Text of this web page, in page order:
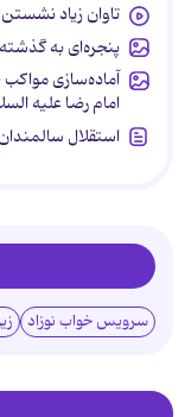
تاوان زیاد
پنجره‌ای به
آماده‌سازی
امام رضا علیه
استقلال
سرویس خواب نوزاد